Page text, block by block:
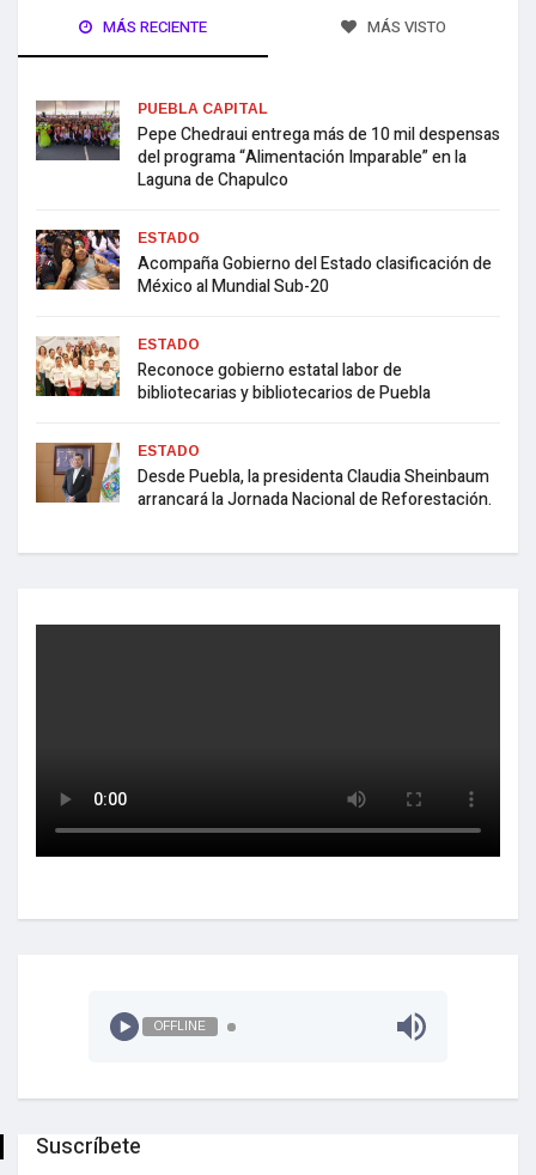
MÁS RECIENTE MÁS VISTO
PUEBLA CAPITAL
Pepe Chedraui entrega más de 10 mil despensas
del programa “Alimentación Imparable” en la
Laguna de Chapulco
ESTADO
Acompaña Gobierno del Estado clasificación de
México al Mundial Sub-20
ESTADO
Reconoce gobierno estatal labor de
bibliotecarias y bibliotecarios de Puebla
ESTADO
Desde Puebla, la presidenta Claudia Sheinbaum
arrancará la Jornada Nacional de Reforestación.
OFFLINE
Suscríbete